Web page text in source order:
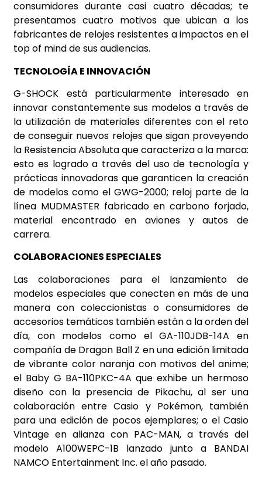
consumidores durante casi cuatro décadas; te
presentamos cuatro motivos que ubican a los
fabricantes de relojes resistentes a impactos en el
top of mind de sus audiencias.
TECNOLOGÍA E INNOVACIÓN
G-SHOCK está particularmente interesado en
innovar constantemente sus modelos a través de
la utilización de materiales diferentes con el reto
de conseguir nuevos relojes que sigan proveyendo
la Resistencia Absoluta que caracteriza a la marca:
esto es logrado a través del uso de tecnología y
prácticas innovadoras que garanticen la creación
de modelos como el GWG-2000; reloj parte de la
línea MUDMASTER fabricado en carbono forjado,
material encontrado en aviones y autos de
carrera.
COLABORACIONES ESPECIALES
Las colaboraciones para el lanzamiento de
modelos especiales que conecten en más de una
manera con coleccionistas o consumidores de
accesorios temáticos también están a la orden del
día, con modelos como el GA-110JDB-14A en
compañía de Dragon Ball Z en una edición limitada
de vibrante color naranja con motivos del anime;
el Baby G BA-110PKC-4A que exhibe un hermoso
diseño con la presencia de Pikachu, al ser una
colaboración entre Casio y Pokémon, también
para una edición de pocos ejemplares; o el Casio
Vintage en alianza con PAC-MAN, a través del
modelo A100WEPC-1B lanzado junto a BANDAI
NAMCO Entertainment Inc. el año pasado.